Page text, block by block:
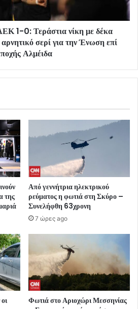
1-0: Τεράστια νίκη με δέκα
σερί για την Ένωση επί
Αλμέιδα
της
Από γεννήτρια ηλεκτρικού
ρεύματος η φωτιά στη Σκύρο –
Συνελήφθη 63χρονη
7 ώρες ago
Φωτιά στο Αριοχώρι Μεσσηνίας